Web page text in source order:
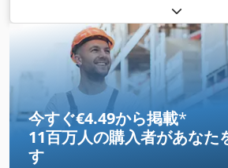
, 曲げ角度（最大）:
ログラム）, 全長:3,100 mm, 全幅:950
6 キロワット (8.16 馬力), 入力電圧:
エアコン, 保証期間:12 ヶ月,
今すぐ€4.49から掲載*
11百万人の購入者があなた
す